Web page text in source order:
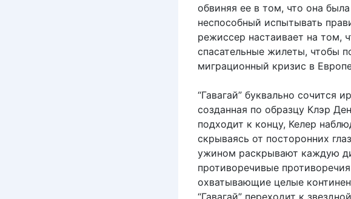
обвиняя ее в том, что она
неспособный испытывать
режиссер настаивает на том,
спасательные жилеты, чтобы
миграционный кризис в
“Гавагай” буквально сочится
созданная по образцу Клэр
подходит к концу, Келер
скрываясь от посторонних
ужином раскрывают каждую
противоречивые
охватывающие целые
“Гавагай” переходит к